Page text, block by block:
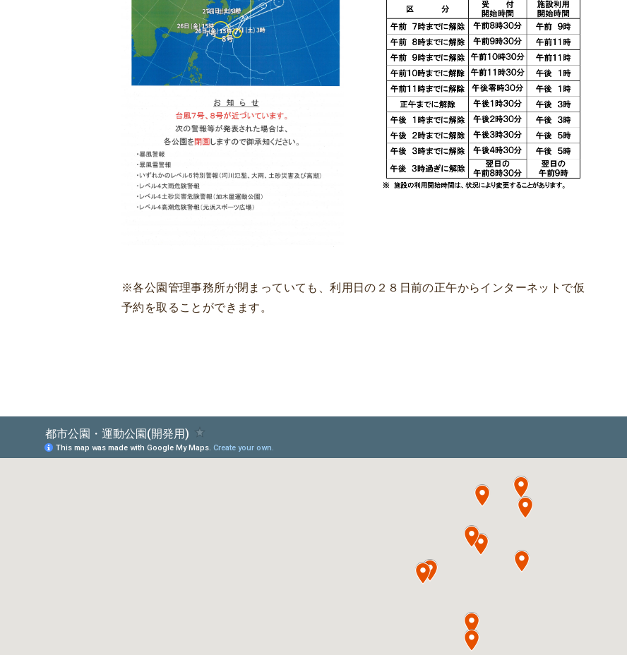
※各公園管理事務所が閉まっていても、利用日の２８日前の正午からインターネットで仮
予約を取ることができます。